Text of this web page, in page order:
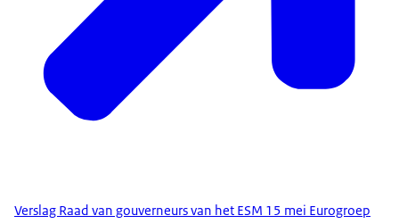
Verslag Raad van gouverneurs van het ESM 15 mei Eurogroep